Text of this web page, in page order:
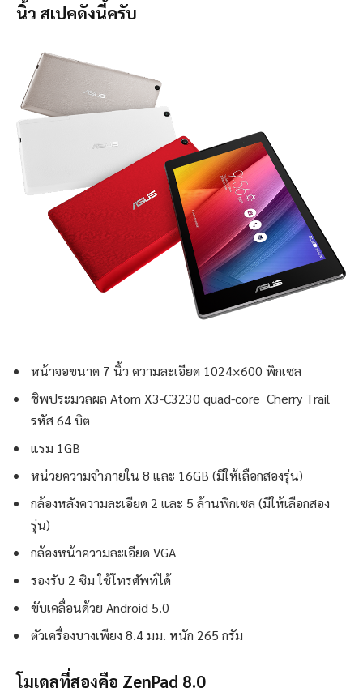
นิ้ว สเปคดังนี้ครับ
หน้าจอขนาด 7 นิ้ว ความละเอียด 1024×600 พิกเซล
ชิพประมวลผล Atom X3-C3230 quad-core Cherry Trail
รหัส 64 บิต
แรม 1GB
หน่วยความจำภายใน 8 และ 16GB (มีให้เลือกสองรุ่น)
กล้องหลังความละเอียด 2 และ 5 ล้านพิกเซล (มีให้เลือกสอง
รุ่น)
กล้องหน้าความละเอียด VGA
รองรับ 2 ซิม ใช้โทรศัพท์ได้
ขับเคลื่อนด้วย Android 5.0
ตัวเครื่องบางเพียง 8.4 มม. หนัก 265 กรัม
โมเดลที่สองคือ ZenPad 8.0